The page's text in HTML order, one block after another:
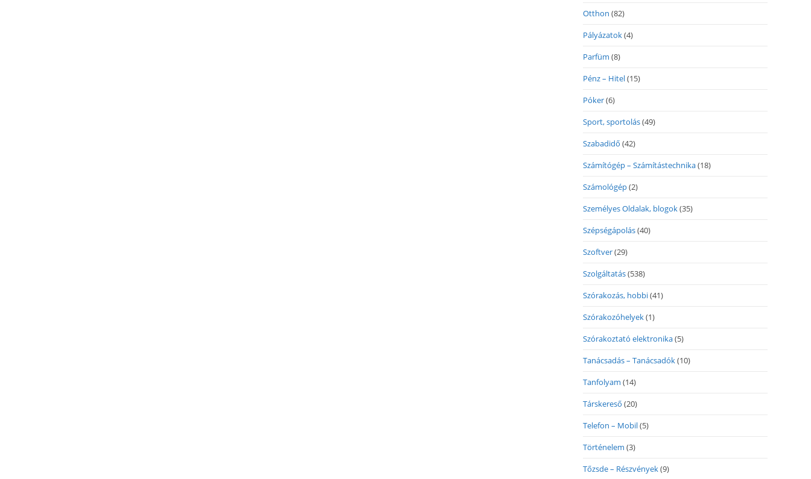
Otthon (82)
Pályázatok(4)
Parfüm (8)
Pénz – Hitel(15)
Póker(6)
Sport, sportolás(49)
Szabadidő (42)
Számítógép – Számítástechnika(18)
Számológép(2)
Személyes Oldalak, blogok(35)
Szépségápolás(40)
Szoftver(29)
Szolgáltatás(538)
Szórakozás, hobbi(41)
Szórakozóhelyek(1)
Szórakoztató elektronika(5)
Tanácsadás – Tanácsadók(10)
Tanfolyam (14)
Társkereső (20)
Telefon – Mobil(5)
Történelem (3)
Tőzsde – Részvények(9)